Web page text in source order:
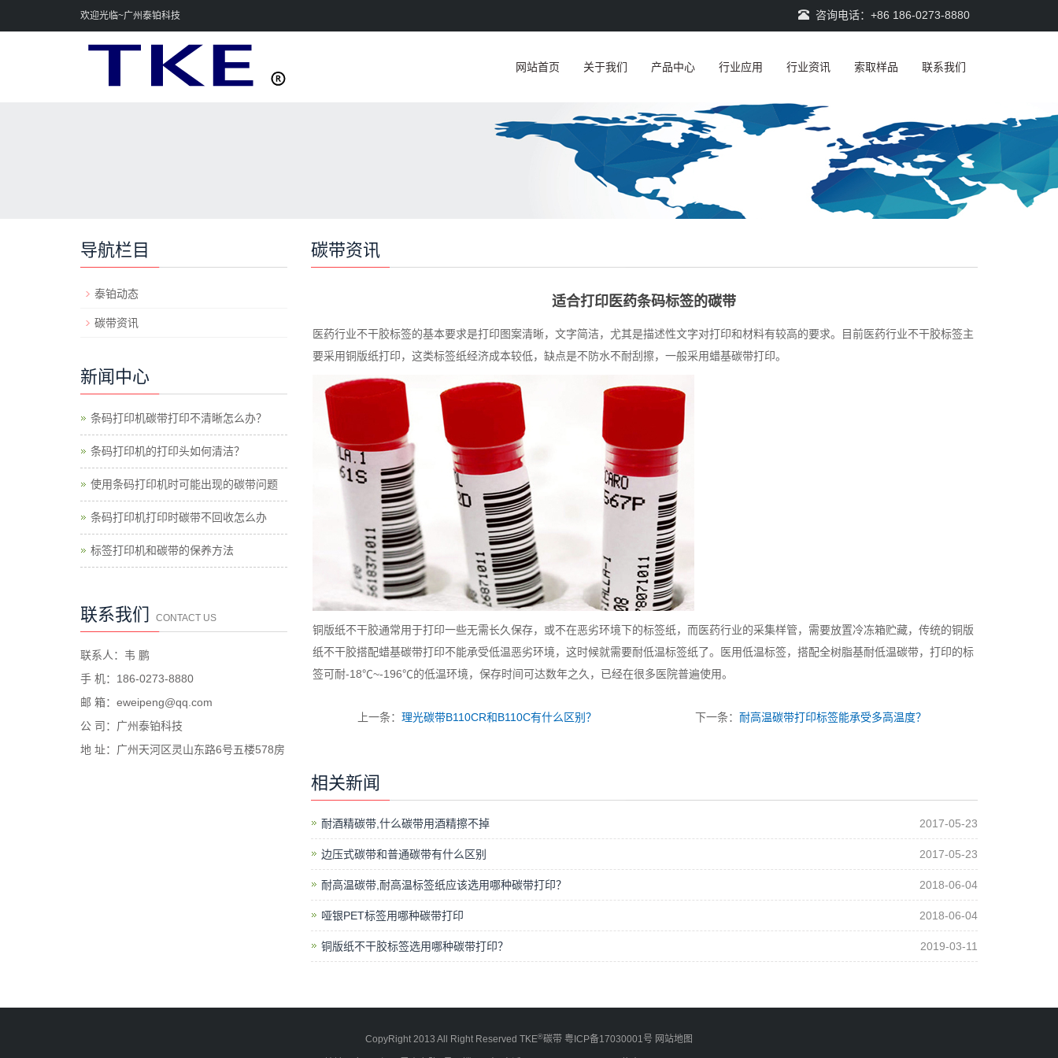
欢迎光临~广州泰铂科技 咨询电话：+86 186-0273-8880
网站首页 关于我们 产品中心 行业应用 行业资讯 索取样品 联系我们
碳带资讯
适合打印医药条码标签的碳带
医药行业不干胶标签的基本要求是打印图案清晰，文字简洁，尤其是描述性文字对打印和材料有较高的要求。目前医药行业不干胶标签主
要采用铜版纸打印，这类标签纸经济成本较低，缺点是不防水不耐刮擦，一般采用蜡基碳带打印。
铜版纸不干胶通常用于打印一些无需长久保存，或不在恶劣环境下的标签纸，而医药行业的采集样管，需要放置冷冻箱贮藏，传统的铜版
纸不干胶搭配蜡基碳带打印不能承受低温恶劣环境，这时候就需要耐低温标签纸了。医用低温标签，搭配全树脂基耐低温碳带，打印的标
签可耐-18℃~-196℃的低温环境，保存时间可达数年之久，已经在很多医院普遍使用。
上一条：理光碳带B110CR和B110C有什么区别？ 下一条：耐高温碳带打印标签能承受多高温度？
相关新闻
耐酒精碳带,什么碳带用酒精擦不掉 2017-05-23
边压式碳带和普通碳带有什么区别 2017-05-23
耐高温碳带,耐高温标签纸应该选用哪种碳带打印？ 2018-06-04
哑银PET标签用哪种碳带打印 2018-06-04
铜版纸不干胶标签选用哪种碳带打印？ 2019-03-11
导航栏目
泰铂动态
碳带资讯
新闻中心
条码打印机碳带打印不清晰怎么办？
条码打印机的打印头如何清洁？
使用条码打印机时可能出现的碳带问题
条码打印机打印时碳带不回收怎么办
标签打印机和碳带的保养方法
联系我们 CONTACT US
联系人：韦 鹏
手 机：186-0273-8880
邮 箱：eweipeng@qq.com
公 司：广州泰铂科技
地 址：广州天河区灵山东路6号五楼578房
CopyRight 2013 All Right Reserved TKE®碳带 粤ICP备17030001号 网站地图